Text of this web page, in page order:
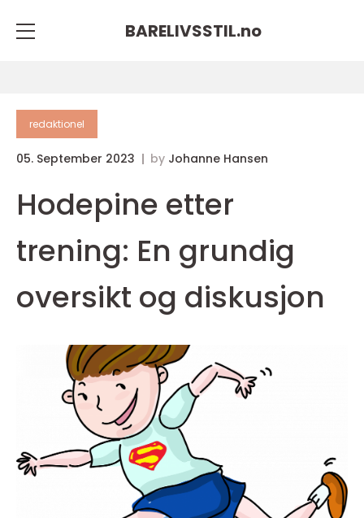
BARELIVSSTIL.no
redaktionel
05. September 2023 by Johanne Hansen
Hodepine etter
trening: En grundig
oversikt og diskusjon